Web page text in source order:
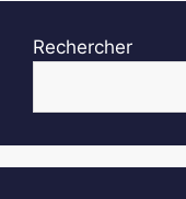
Rechercher